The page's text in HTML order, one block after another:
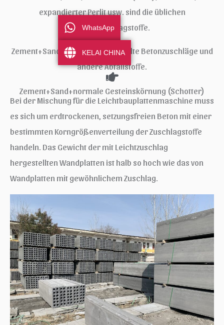
expandierter Perlit usw. sind die üblichen
Leichtzuschlagstoffe.
Zement+Sand/Flugasche+Recycelte Betonzuschläge und
andere Abfallstoffe.
Zement+Sand+normale Gesteinskörnung (Schotter)
Bei der Mischung für die Leichtbauplattenmaschine muss
es sich um erdtrockenen, setzungsfreien Beton mit einer
bestimmten Korngrößenverteilung der Zuschlagstoffe
handeln. Das Gewicht der mit Leichtzuschlag
hergestellten Wandplatten ist halb so hoch wie das von
Wandplatten mit gewöhnlichem Zuschlag.
WhatsApp
KELAI CHINA